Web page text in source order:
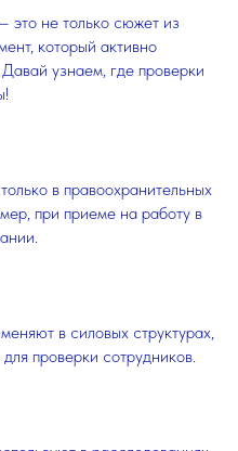
это не только сюжет из
который активно
узнаем, где проверки
в правоохранительных
при приеме на работу в
в силовых структурах,
проверки сотрудников.